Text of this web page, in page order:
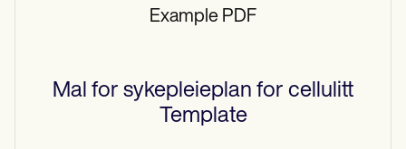
Example PDF
Mal for sykepleieplan for cellulitt
Template